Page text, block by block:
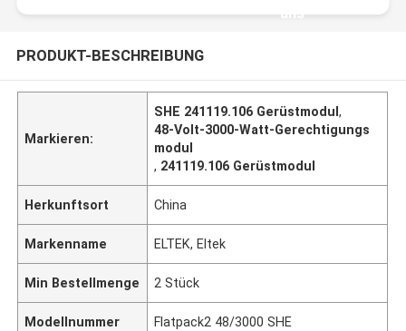
uns
PRODUKT-BESCHREIBUNG
Markieren:
SHE 241119.106 Gerüstmodul,
48-Volt-3000-Watt-Gerechtigungs
modul
, 241119.106 Gerüstmodul
Herkunftsort China
Markenname ELTEK, Eltek
Min Bestellmenge 2 Stück
Modellnummer Flatpack2 48/3000 SHE